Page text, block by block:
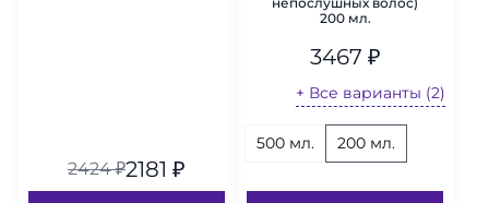
2424₽2181 ₽
200 мл.
3467 ₽
+ Все варианты (2)
500 мл. 200 мл.